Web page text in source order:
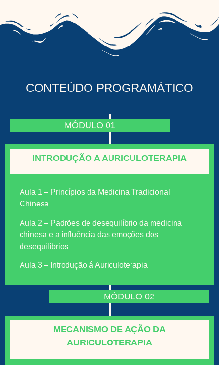
CONTEÚDO PROGRAMÁTICO
INTRODUÇÃO A AURICULOTERAPIA
Aula 1 – Princípios da Medicina Tradicional
Chinesa
Aula 2 – Padrões de desequilíbrio da medicina
chinesa e a influência das emoções dos
desequilíbrios
Aula 3 – Introdução á Auriculoterapia
MÓDULO 01
MÓDULO 02
MECANISMO DE AÇÃO DA
AURICULOTERAPIA